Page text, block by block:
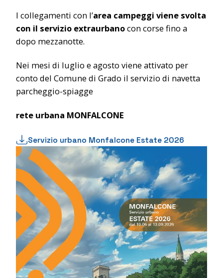
I collegamenti con l’area campeggi viene svolta
con il servizio extraurbanocon corse fino a
dopo mezzanotte.
Nei mesi di luglio e agosto viene attivato per
conto del Comune di Grado il servizio di navetta
parcheggio-spiagge
rete urbana MONFALCONE
Servizio urbano Monfalcone Estate 2026